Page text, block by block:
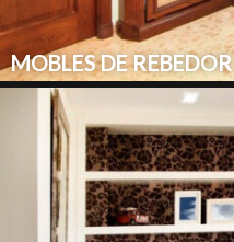
MOBLES DE REBEDOR